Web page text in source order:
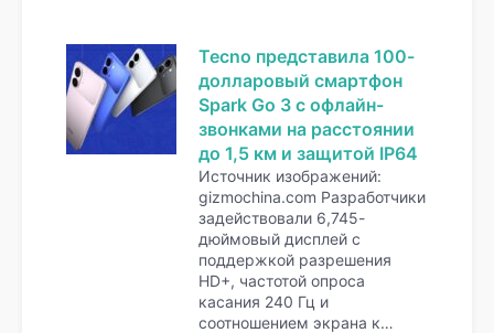
Tecno представила 100-
долларовый смартфон
Spark Go 3 с офлайн-
звонками на расстоянии
до 1,5 км и защитой IP64
Источник изображений:
gizmochina.com Разработчики
задействовали 6,745-
дюймовый дисплей с
поддержкой разрешения
HD+, частотой опроса
касания 240 Гц и
соотношением экрана к…